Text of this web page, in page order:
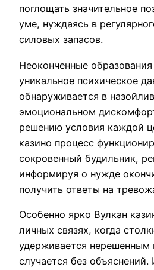
поглощать значительное
уме, нуждаясь в
силовых запасов.
Неоконченные
уникальное психическое
обнаруживается в
эмоциональном
решению условия каждой
казино процесс
сокровенный будильник,
информируя о нужде
получить ответы на
Особенно ярко Вулкан
личных связях, когда
удерживается нерешенным
случается без